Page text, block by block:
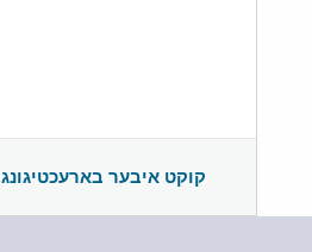
קוקט איבער בארעכטיגונג